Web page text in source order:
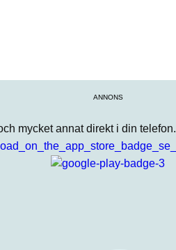
ANNONS
mycket annat direkt i din telefon.